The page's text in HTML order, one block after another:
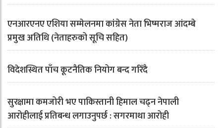
एनआरएनए एशिया सम्मेलनमा कांग्रेस नेता भिष्मराज आंदम्बे
प्रमुख अतिथि (नेताहरुको सूचि सहित)
विदेशस्थित पाँच कूटनैतिक नियोग बन्द गरिँदै
सुरक्षामा कमजोरी भए पाकिस्तानी हिमाल चढ्न नेपाली
आरोहीलाई प्रतिबन्ध लगाउनुपर्छ : सगरमाथा आरोही